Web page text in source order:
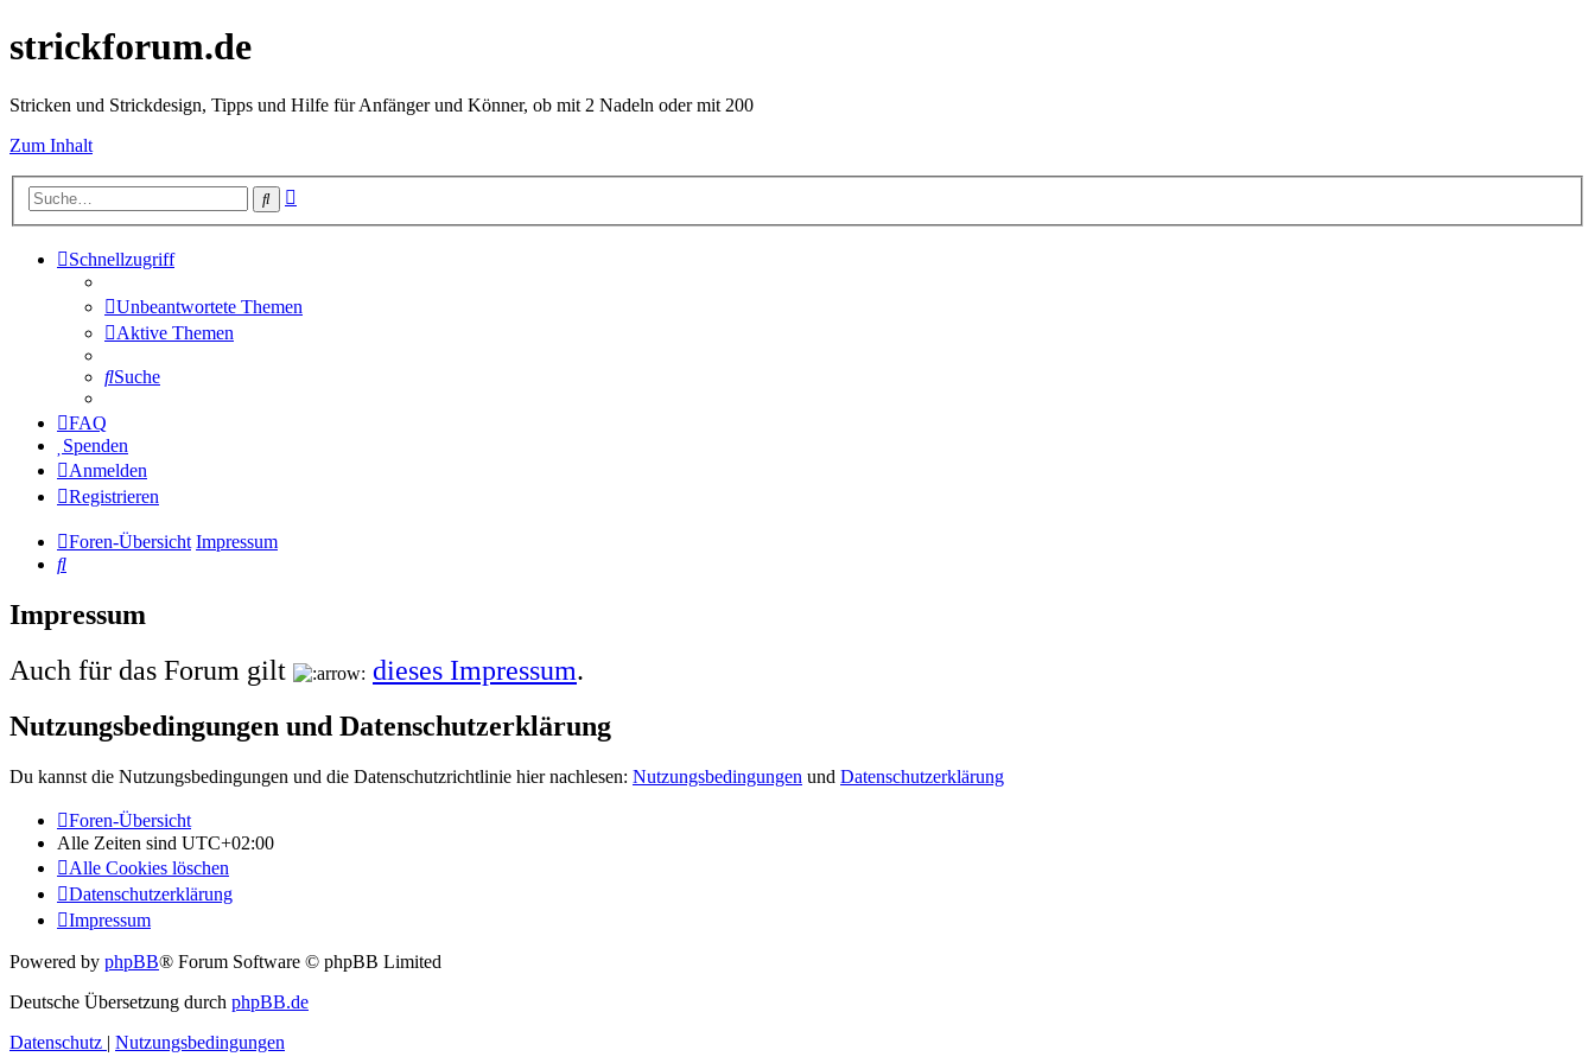
strickforum.de
Stricken und Strickdesign, Tipps und Hilfe für Anfänger und Könner, ob mit 2 Nadeln oder mit 200
Zum Inhalt
Suche
Schnellzugriff
Unbeantwortete Themen
Aktive Themen
Suche
FAQ
Spenden
Anmelden
Registrieren
Foren-Übersicht Impressum
Suche
Impressum
Auch für das Forum gilt
dieses Impressum.
Nutzungsbedingungen und Datenschutzerklärung
Du kannst die Nutzungsbedingungen und die Datenschutzrichtlinie hier nachlesen: Nutzungsbedingungen und Datenschutzerklärung
Foren-Übersicht
Alle Zeiten sind UTC+02:00
Alle Cookies löschen
Datenschutzerklärung
Impressum
Powered by phpBB® Forum Software © phpBB Limited
Deutsche Übersetzung durch phpBB.de
Datenschutz | Nutzungsbedingungen